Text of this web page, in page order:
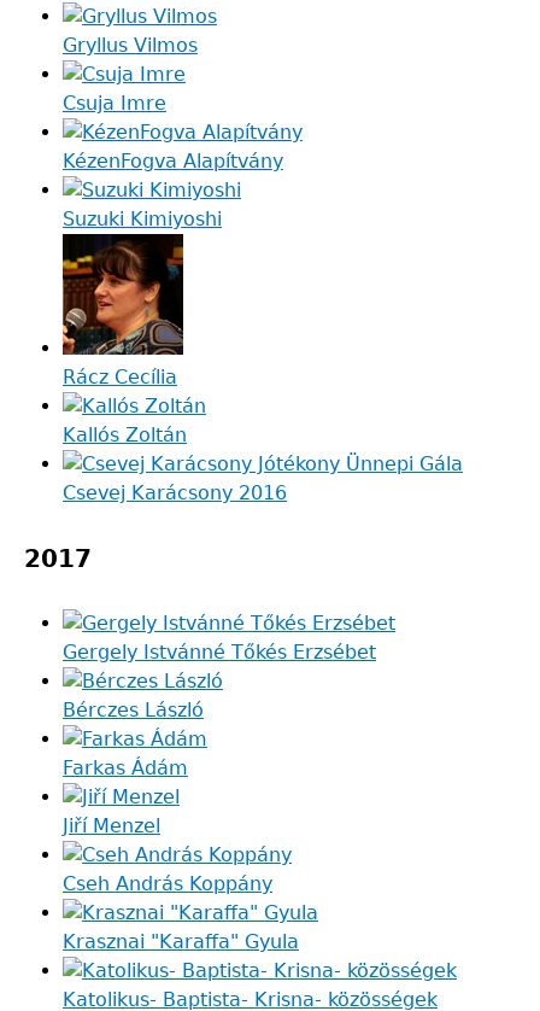
Gryllus Vilmos
Csuja Imre
KézenFogva Alapítvány
Suzuki Kimiyoshi
Rácz Cecília
Kallós Zoltán
Csevej Karácsony 2016
2017
Gergely Istvánné Tőkés Erzsébet
Bérczes László
Farkas Ádám
Jiří Menzel
Cseh András Koppány
Krasznai "Karaffa" Gyula
Katolikus- Baptista- Krisna- közösségek